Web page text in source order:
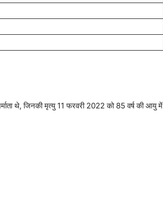
थे, जिनकी मृत्यु 11 फरवरी 2022 को 85 वर्ष की आयु में